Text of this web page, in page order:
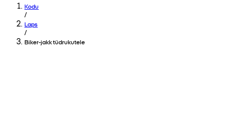
Kodu
/
Laps
/
Biker-jakk tüdrukutele